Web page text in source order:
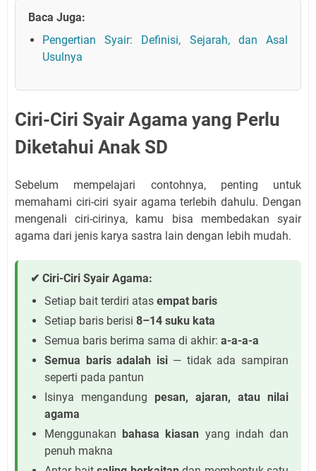
Baca Juga:
Pengertian Syair: Definisi, Sejarah, dan Asal
Usulnya
Ciri-Ciri Syair Agama yang Perlu
Diketahui Anak SD
Sebelum mempelajari contohnya, penting untuk
memahami ciri-ciri syair agama terlebih dahulu. Dengan
mengenali ciri-cirinya, kamu bisa membedakan syair
agama dari jenis karya sastra lain dengan lebih mudah.
✔ Ciri-Ciri Syair Agama:
Setiap bait terdiri atas empat baris
Setiap baris berisi 8–14 suku kata
Semua baris berima sama di akhir: a-a-a-a
Semua baris adalah isi— tidak ada sampiran
seperti pada pantun
Isinya mengandung pesan, ajaran, atau nilai
agama
Menggunakan bahasa kiasan yang indah dan
penuh makna